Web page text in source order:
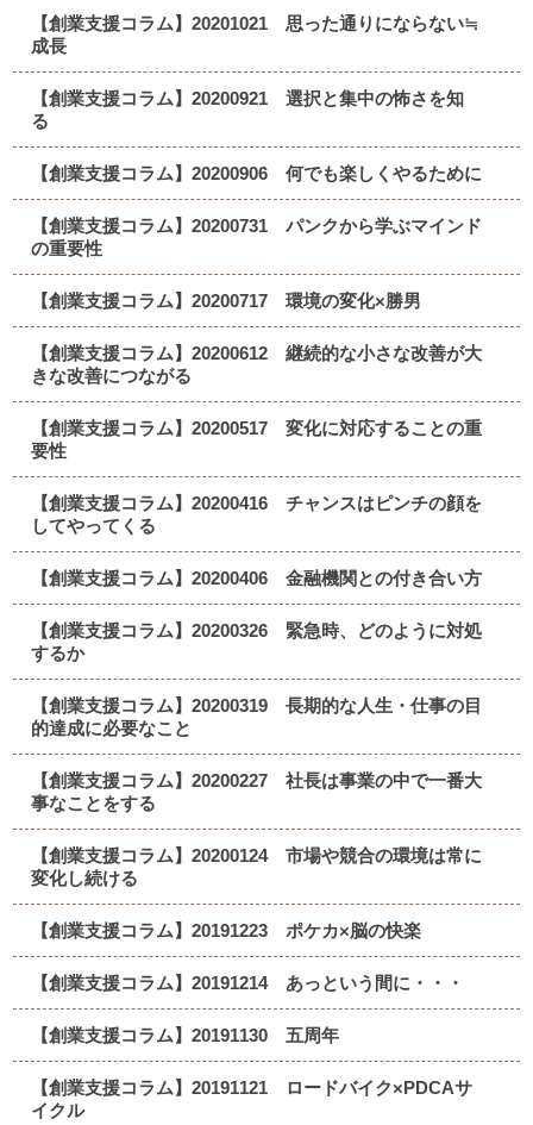
【創業支援コラム】20201021 思った通りにならない≒
成長
【創業支援コラム】20200921 選択と集中の怖さを知
る
【創業支援コラム】20200906 何でも楽しくやるために
【創業支援コラム】20200731 パンクから学ぶマインド
の重要性
【創業支援コラム】20200717 環境の変化×勝男
【創業支援コラム】20200612 継続的な小さな改善が大
きな改善につながる
【創業支援コラム】20200517 変化に対応することの重
要性
【創業支援コラム】20200416 チャンスはピンチの顔を
してやってくる
【創業支援コラム】20200406 金融機関との付き合い方
【創業支援コラム】20200326 緊急時、どのように対処
するか
【創業支援コラム】20200319 長期的な人生・仕事の目
的達成に必要なこと
【創業支援コラム】20200227 社長は事業の中で一番大
事なことをする
【創業支援コラム】20200124 市場や競合の環境は常に
変化し続ける
【創業支援コラム】20191223 ポケカ×脳の快楽
【創業支援コラム】20191214 あっという間に・・・
【創業支援コラム】20191130 五周年
【創業支援コラム】20191121 ロードバイク×PDCAサ
イクル